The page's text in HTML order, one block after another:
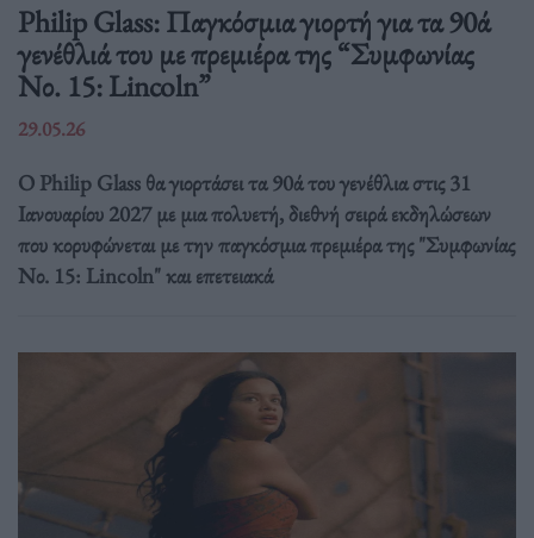
Philip Glass: Παγκόσμια γιορτή για τα 90ά
γενέθλιά του με πρεμιέρα της “Συμφωνίας
Νο. 15: Lincoln”
29.05.26
Ο Philip Glass θα γιορτάσει τα 90ά του γενέθλια στις 31
Ιανουαρίου 2027 με μια πολυετή, διεθνή σειρά εκδηλώσεων
που κορυφώνεται με την παγκόσμια πρεμιέρα της "Συμφωνίας
Νο. 15: Lincoln" και επετειακά